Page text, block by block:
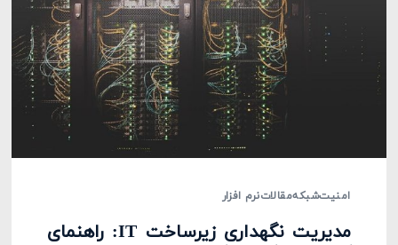
امنیتشبکهمقالاتنرم افزار
مدیریت نگهداری زیرساخت IT: راهنمای